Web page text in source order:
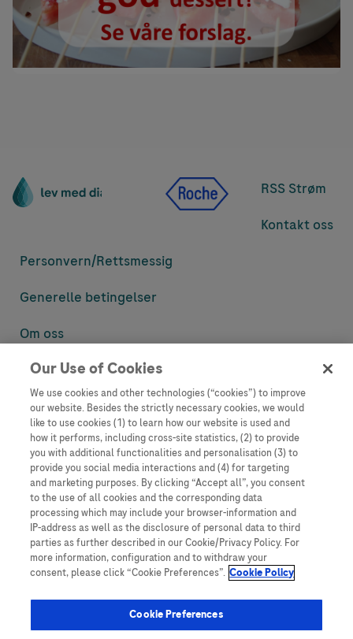
RSS Strøm
Kontakt oss
Personvern/Rettsmessig
Generelle betingelser
Om oss
Denne nettsiden inneholder informasjon som er målsatt til en stor
informasjon som ellers ikke er tilgjengelig eller gyldig i ditt land.
Vennligst vær oppmerksom på at vi ikke tar noe ansvar for tilgang til
informasjon som muligens ikke er i samsvar med noen gyldig juridisk
prosess, regulering, registrering eller bruk i bostedslandet ditt.
Roche har ikke alltid mulighet til å kvalitetssikre andres innlegg, men
vil fjerne villedende eller upassende innlegg så langt det lar seg gjøre.
Vi har ikke ansvar for innhold på eksterne nettsider som det lenkes til.
Kopiering av materiale fra dette nettstedet for bruk annet sted er ikke
tillatt uten avtale. Nettstedet selger plass til annonsører, og slikt
innhold er merket.
Dette nettstedet er ikke beregnet for å rapportere bivirkninger eller
hendelse, se www.accu-chek.no.
© 2025, Roche. Alle rettigheter forbeholdt.
Our Use of Cookies
We use cookies and other technologies (“cookies”) to improve
our website. Besides the strictly necessary cookies, we would
like to use cookies (1) to learn how our website is used and
how it performs, including cross-site statistics, (2) to provide
you with additional functionalities and personalisation (3) to
provide you social media interactions and (4) for targeting
and marketing purposes. By clicking “Accept all”, you consent
to the use of all cookies and the corresponding data
processing which may include your browser-information and
IP-address as well as the disclosure of personal data to third
parties as further described in our Cookie/Privacy Policy. For
more information, configuration and to withdraw your
consent, please click “Cookie Preferences”. Cookie Policy
Cookie Preferences